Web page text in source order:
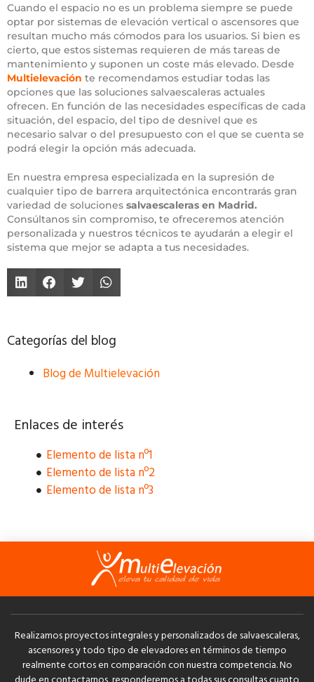
Cuando el espacio no es un problema siempre se puede
optar por sistemas de elevación vertical o ascensores que
resultan mucho más cómodos para los usuarios. Si bien es
cierto, que estos sistemas requieren de más tareas de
mantenimiento y suponen un coste más elevado. Desde
Multielevación te recomendamos estudiar todas las
opciones que las soluciones salvaescaleras actuales
ofrecen. En función de las necesidades específicas de cada
situación, del espacio, del tipo de desnivel que es
necesario salvar o del presupuesto con el que se cuenta se
podrá elegir la opción más adecuada.
En nuestra empresa especializada en la supresión de
cualquier tipo de barrera arquitectónica encontrarás gran
variedad de soluciones salvaescaleras en Madrid.
Consúltanos sin compromiso, te ofreceremos atención
personalizada y nuestros técnicos te ayudarán a elegir el
sistema que mejor se adapta a tus necesidades.
Categorías del blog
Blog de Multielevación
Enlaces de interés
Elemento de lista nº1
Elemento de lista nº2
Elemento de lista nº3
Realizamos proyectos integrales y personalizados de salvaescaleras,
ascensores y todo tipo de elevadores en términos de tiempo
realmente cortos en comparación con nuestra competencia. No